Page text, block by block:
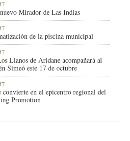
Mirador de Las Indias
de la piscina municipal
Llanos de Aridane acompañará al
Simeó este 17 de octubre
en el epicentro regional del
Promotion